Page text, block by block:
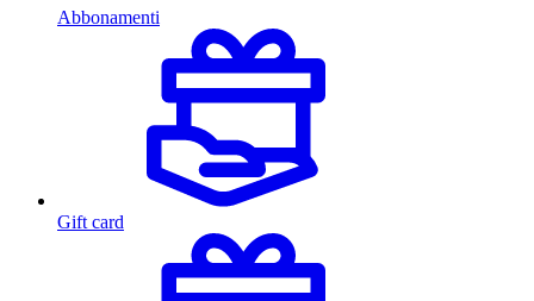
Abbonamenti
Gift card